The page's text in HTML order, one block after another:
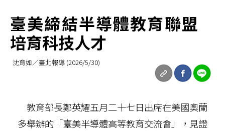
臺美締結半導體教育聯盟
培育科技人才
沈育如／臺北報導 (2026/5/30)
教育部長鄭英耀五月二十七日出席在美國奧蘭
多舉辦的「臺美半導體高等教育交流會」，見證